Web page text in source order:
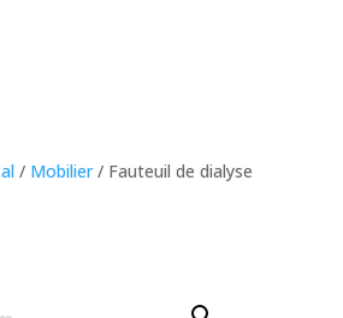
/ Mobilier/ Fauteuil de dialyse